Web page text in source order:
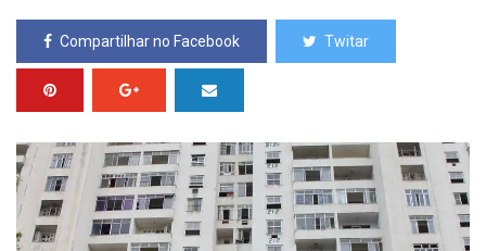
Compartilhar no Facebook Twitar